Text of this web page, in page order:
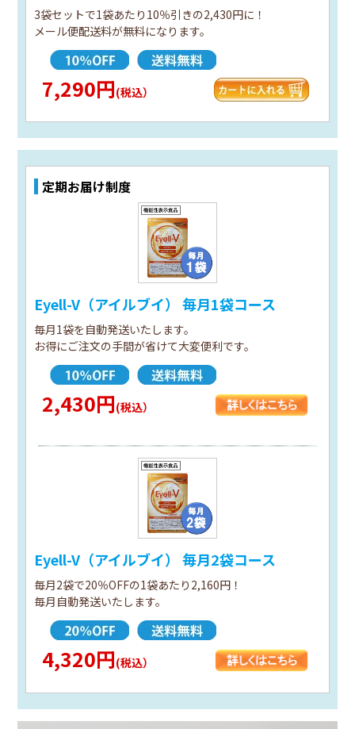
3袋セットで1袋あたり10％引きの2,430円に！
メール便配送料が無料になります。
7,290円(税込）
定期お届け制度
Eyell-V（アイルブイ） 毎月1袋コース
毎月1袋を自動発送いたします。
お得にご注文の手間が省けて大変便利です。
2,430円(税込）
Eyell-V（アイルブイ） 毎月2袋コース
毎月2袋で20％OFFの1袋あたり2,160円！
毎月自動発送いたします。
4,320円(税込）